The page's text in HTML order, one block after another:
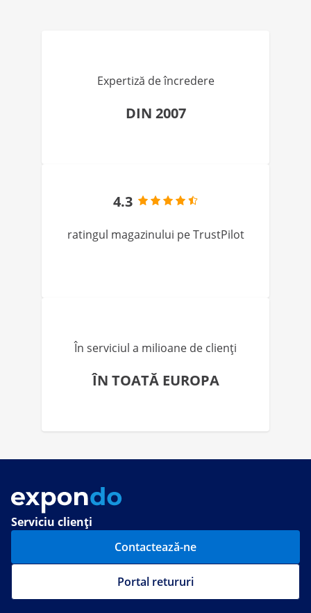
Expertiză de încredere
DIN 2007
4.3
ratingul magazinului pe TrustPilot
În serviciul a milioane de clienți
ÎN TOATĂ EUROPA
Serviciu clienți
Contactează-ne
Portal retururi